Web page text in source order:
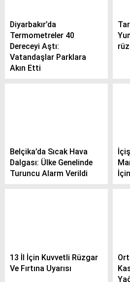
Diyarbakır’da
Termometreler 40
Dereceyi Aştı:
Vatandaşlar Parklara
Akın Etti
Belçika’da Sıcak Hava
Dalgası: Ülke Genelinde
Turuncu Alarm Verildi
13 İl İçin Kuvvetli Rüzgar
Ve Fırtına Uyarısı